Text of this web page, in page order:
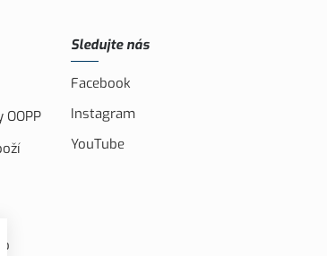
Sledujte nás
Facebook
Instagram
YouTube